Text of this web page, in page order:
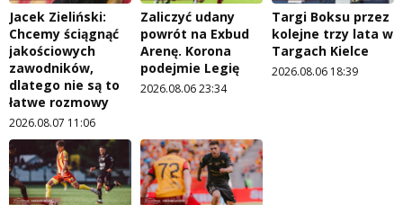
Jacek Zieliński:
Chcemy ściągnąć
jakościowych
zawodników,
dlatego nie są to
łatwe rozmowy
2026.08.07 11:06
Zaliczyć udany
powrót na Exbud
Arenę. Korona
podejmie Legię
2026.08.06 23:34
Targi Boksu przez
kolejne trzy lata w
Targach Kielce
2026.08.06 18:39